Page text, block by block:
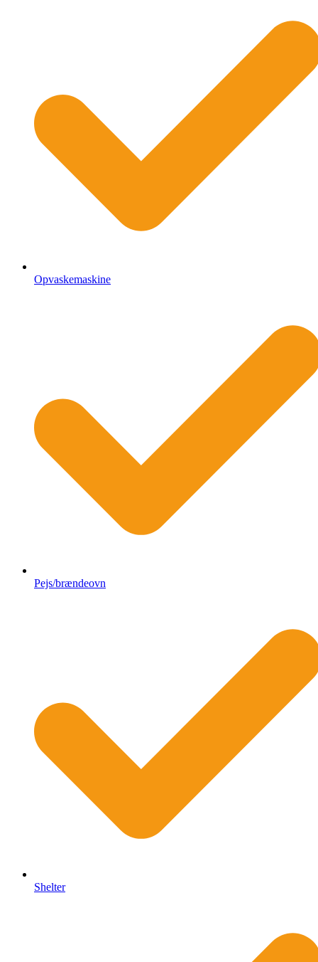
Opvaskemaskine
Pejs/brændeovn
Shelter